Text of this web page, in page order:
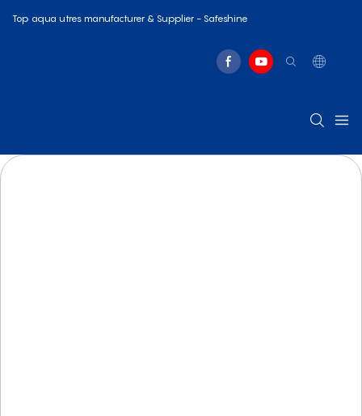
Top aqua utres manufacturer & Supplier - Safeshine